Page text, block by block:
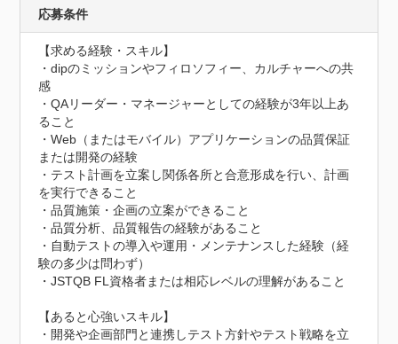
応募条件
【求める経験・スキル】
・dipのミッションやフィロソフィー、カルチャーへの共
感
・QAリーダー・マネージャーとしての経験が3年以上あ
ること
・Web（またはモバイル）アプリケーションの品質保証
または開発の経験
・テスト計画を立案し関係各所と合意形成を行い、計画
を実行できること
・品質施策・企画の立案ができること
・品質分析、品質報告の経験があること
・自動テストの導入や運用・メンテナンスした経験（経
験の多少は問わず）
・JSTQB FL資格者または相応レベルの理解があること
【あると心強いスキル】
・開発や企画部門と連携しテスト方針やテスト戦略を立